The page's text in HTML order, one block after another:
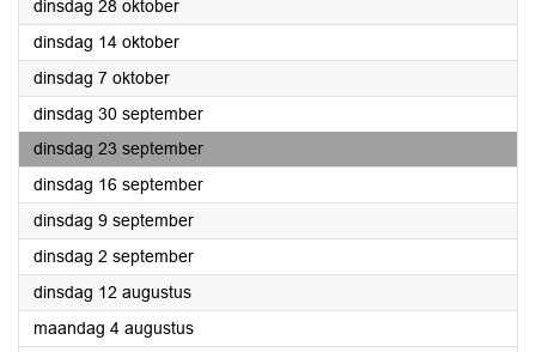
dinsdag 28 oktober2025
dinsdag 14 oktober2025
dinsdag 7 oktober2025
dinsdag 30 september2025
dinsdag 23 september2025
dinsdag 16 september2025
dinsdag 9 september2025
dinsdag 2 september2025
dinsdag 12 augustus2025
maandag 4 augustus2025